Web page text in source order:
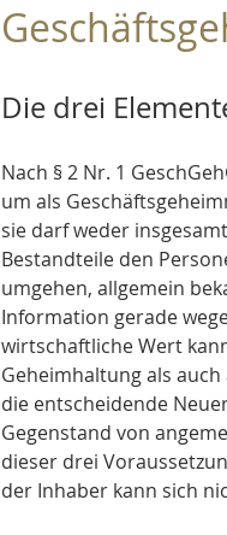
Die drei
Nach § 2 Nr. 1
um als
sie darf weder
Bestandteile den
umgehen, allgemein
Information gerade
wirtschaftliche Wert
Geheimhaltung als
die entscheidende
Gegenstand von
dieser drei
der Inhaber kann sich